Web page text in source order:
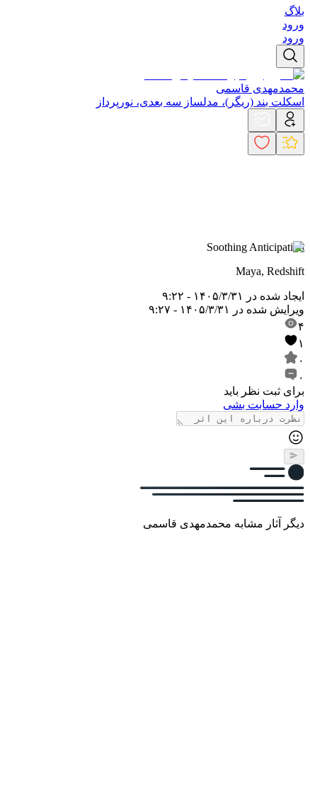
بلاگ
ورود
ورود
محمدمهدی قاسمی
اسکلت بند (ریگر)، مدلساز سه بعدی، نورپرداز
Soothing Anticipation
Maya, Redshift
ایجاد شده در
۱۴۰۵/۳/۳۱ - ۹:۲۲
ویرایش شده در
۱۴۰۵/۳/۳۱ - ۹:۲۷
۴
۱
۰
۰
برای ثبت نظر باید
وارد حسابت بشی
دیگر آثار مشابه محمدمهدی قاسمی